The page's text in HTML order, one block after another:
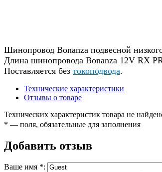
Шинопровод Bonanza подвесной
Длина шинопровода Bonanza 12V RX
Поставляется без токоподвода.
Технические характеристики
Отзывы о товаре
Технических характеристик товара не
* — поля, обязательные для заполнения
Добавить отзыв
Ваше имя *: